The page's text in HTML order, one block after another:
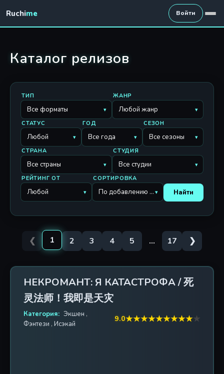
Ruchime Войти
Каталог релизов
ТИП
Все форматы ▾
ЖАНР
Любой жанр
▾
СТАТУС
Любой ▾
ГОД
Все года ▾
СЕЗОН
Все сезоны
▾
СТРАНА
Все страны ▾
СТУДИЯ
Все студии
▾
РЕЙТИНГ ОТ
Любой ▾
СОРТИРОВКА
По добавлению релизов ▾ Найти
❮ 1 2 3 4 5 ... 17 ❯
НЕКРОМАНТ: Я КАТАСТРОФА / 死
灵法师！我即是天灾
Категория: Экшен ,
Фэнтези , Исэкай
9.0★★★★★★★★★★